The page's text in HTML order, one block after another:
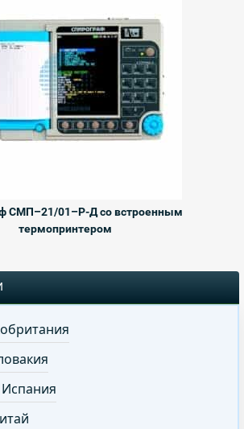
СМП–21/01–Р-Д со встроенным
термопринтером